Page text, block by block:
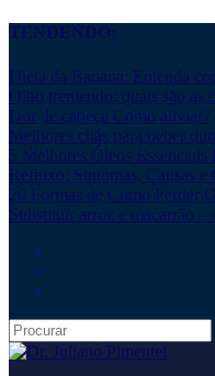
TENDENDO:
Dieta da Banana: Entenda
Olho tremendo: quais são as
Dor de cabeça Como aliviar?
Melhores chás para beber
5 Melhores Óleos Essenciais
Refluxo: Sintomas, Causas
20 Formas de Como Perder
Substituir arroz e macarrão –